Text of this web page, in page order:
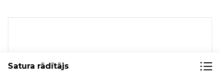
Satura rādītājs